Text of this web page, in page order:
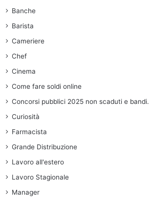
Banche
Barista
Cameriere
Chef
Cinema
Come fare soldi online
Concorsi pubblici 2025 non scaduti e bandi.
Curiosità
Farmacista
Grande Distribuzione
Lavoro all'estero
Lavoro Stagionale
Manager